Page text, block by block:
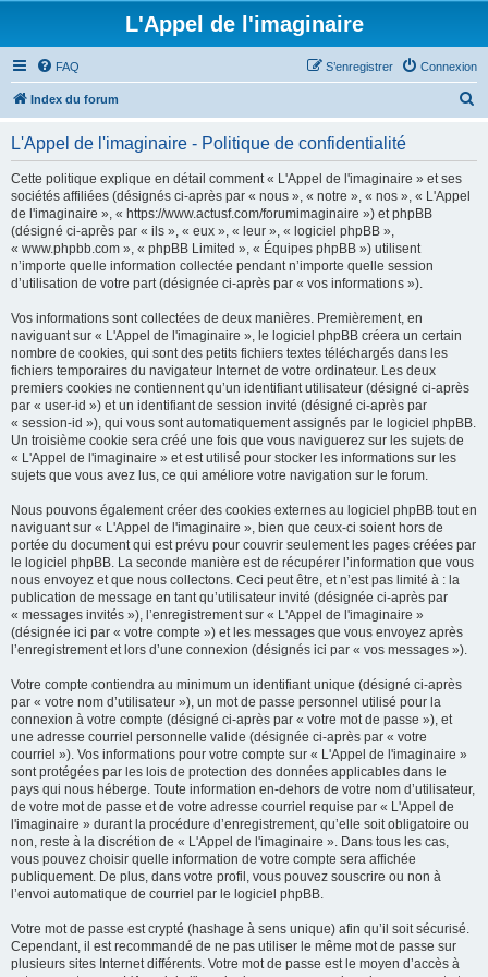
L'Appel de l'imaginaire
FAQ Connexion
S’enregistrer
Index du forum
L'Appel de l'imaginaire - Politique de confidentialité
Cette politique explique en détail comment « L'Appel de l'imaginaire » et ses
sociétés affiliées (désignés ci-après par « nous », « notre », « nos », « L'Appel
de l'imaginaire », « https://www.actusf.com/forumimaginaire ») et phpBB
(désigné ci-après par « ils », « eux », « leur », « logiciel phpBB »,
« www.phpbb.com », « phpBB Limited », « Équipes phpBB ») utilisent
n’importe quelle information collectée pendant n’importe quelle session
d’utilisation de votre part (désignée ci-après par « vos informations »).
Vos informations sont collectées de deux manières. Premièrement, en
naviguant sur « L'Appel de l'imaginaire », le logiciel phpBB créera un certain
nombre de cookies, qui sont des petits fichiers textes téléchargés dans les
fichiers temporaires du navigateur Internet de votre ordinateur. Les deux
premiers cookies ne contiennent qu’un identifiant utilisateur (désigné ci-après
par « user-id ») et un identifiant de session invité (désigné ci-après par
« session-id »), qui vous sont automatiquement assignés par le logiciel phpBB.
Un troisième cookie sera créé une fois que vous naviguerez sur les sujets de
« L'Appel de l'imaginaire » et est utilisé pour stocker les informations sur les
sujets que vous avez lus, ce qui améliore votre navigation sur le forum.
Nous pouvons également créer des cookies externes au logiciel phpBB tout en
naviguant sur « L'Appel de l'imaginaire », bien que ceux-ci soient hors de
portée du document qui est prévu pour couvrir seulement les pages créées par
le logiciel phpBB. La seconde manière est de récupérer l’information que vous
nous envoyez et que nous collectons. Ceci peut être, et n’est pas limité à : la
publication de message en tant qu’utilisateur invité (désignée ci-après par
« messages invités »), l’enregistrement sur « L'Appel de l'imaginaire »
(désignée ici par « votre compte ») et les messages que vous envoyez après
l’enregistrement et lors d’une connexion (désignés ici par « vos messages »).
Votre compte contiendra au minimum un identifiant unique (désigné ci-après
par « votre nom d’utilisateur »), un mot de passe personnel utilisé pour la
connexion à votre compte (désigné ci-après par « votre mot de passe »), et
une adresse courriel personnelle valide (désignée ci-après par « votre
courriel »). Vos informations pour votre compte sur « L'Appel de l'imaginaire »
sont protégées par les lois de protection des données applicables dans le
pays qui nous héberge. Toute information en-dehors de votre nom d’utilisateur,
de votre mot de passe et de votre adresse courriel requise par « L'Appel de
l'imaginaire » durant la procédure d’enregistrement, qu’elle soit obligatoire ou
non, reste à la discrétion de « L'Appel de l'imaginaire ». Dans tous les cas,
vous pouvez choisir quelle information de votre compte sera affichée
publiquement. De plus, dans votre profil, vous pouvez souscrire ou non à
l’envoi automatique de courriel par le logiciel phpBB.
Votre mot de passe est crypté (hashage à sens unique) afin qu’il soit sécurisé.
Cependant, il est recommandé de ne pas utiliser le même mot de passe sur
plusieurs sites Internet différents. Votre mot de passe est le moyen d’accès à